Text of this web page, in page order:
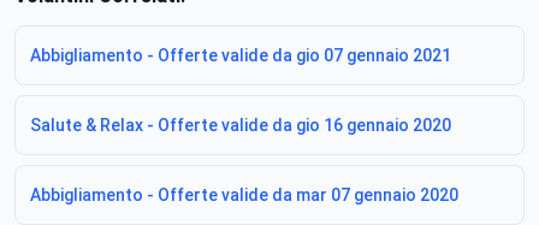
Abbigliamento - Offerte valide da gio 07 gennaio 2021
Salute & Relax - Offerte valide da gio 16 gennaio 2020
Abbigliamento - Offerte valide da mar 07 gennaio 2020